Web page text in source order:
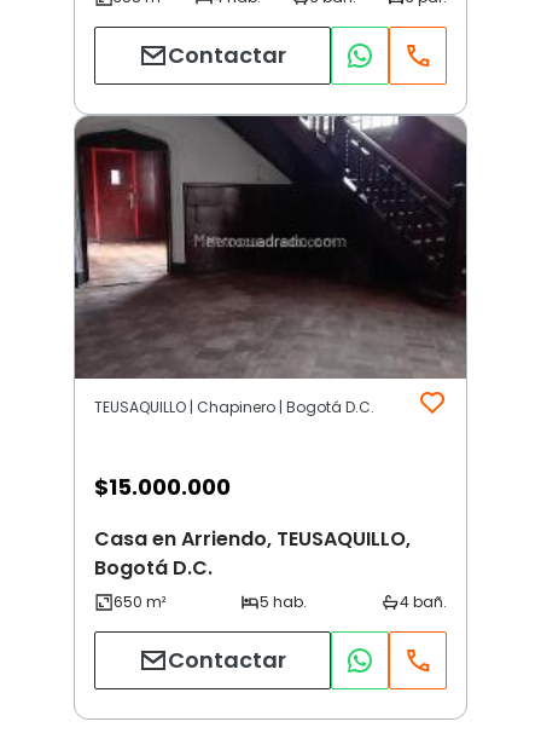
Contactar
TEUSAQUILLO | Chapinero | Bogotá D.C.
$15.000.000
Casa en Arriendo, TEUSAQUILLO,
Bogotá D.C.
Contactar